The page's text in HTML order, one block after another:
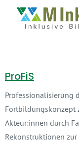
ProFiS
Professionalisierung
Fortbildungskonzept
Akteur:innen durch
Rekonstruktionen